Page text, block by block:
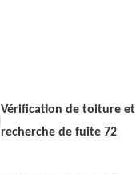
Vérification de toiture et
recherche de fuite 72